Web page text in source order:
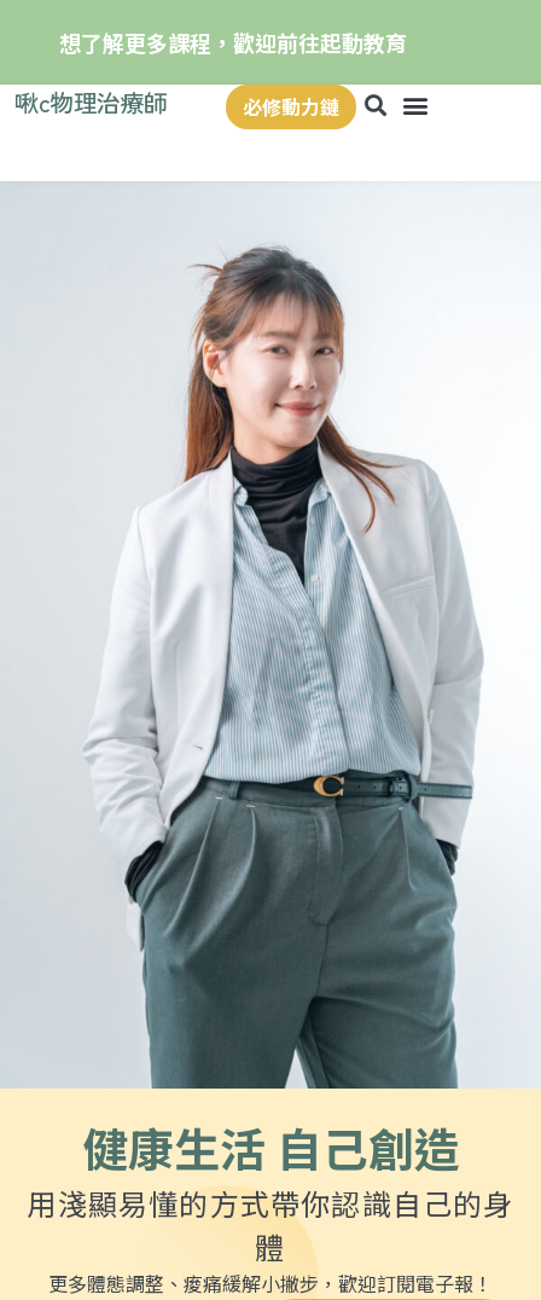
想了解更多課程，歡迎前往起動教育
啾c物理治療師 必修動力鏈
健康生活 自己創造
用淺顯易懂的方式帶你認識自己的身
體
更多體態調整、痠痛緩解小撇步，歡迎訂閱電子報！